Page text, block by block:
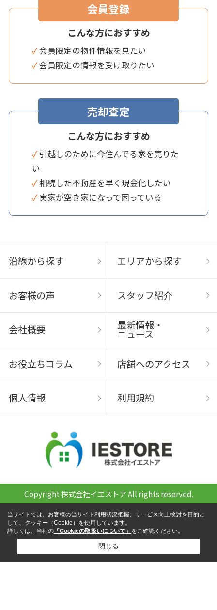
会員登録
こんな方におすすめ
✓ 会員限定の物件情報を見たい
✓ 会員限定の情報を受け取りたい
売却査定
こんな方におすすめ
✓ 引越しのために今住んでる家を売りた
い
✓ 相続した不動産を早く現金化したい
✓ 実家が空き家になって困っている
沿線から探す エリアから探す
お客様の声 スタッフ紹介
会社概要 最新情報・
ニュース
お役立ちコラム 店舗へのアクセス
個人情報 利用規約
Copyright 株式会社イエストア All rights reserved.
当サイトでは、お客様の当サイト利用状況把握、サービス向上検討を目的と
して、クッキー（Cookie）を使用しています。
詳しくは、当社の 「Cookieの取扱いについて」 をご確認ください。
閉じる